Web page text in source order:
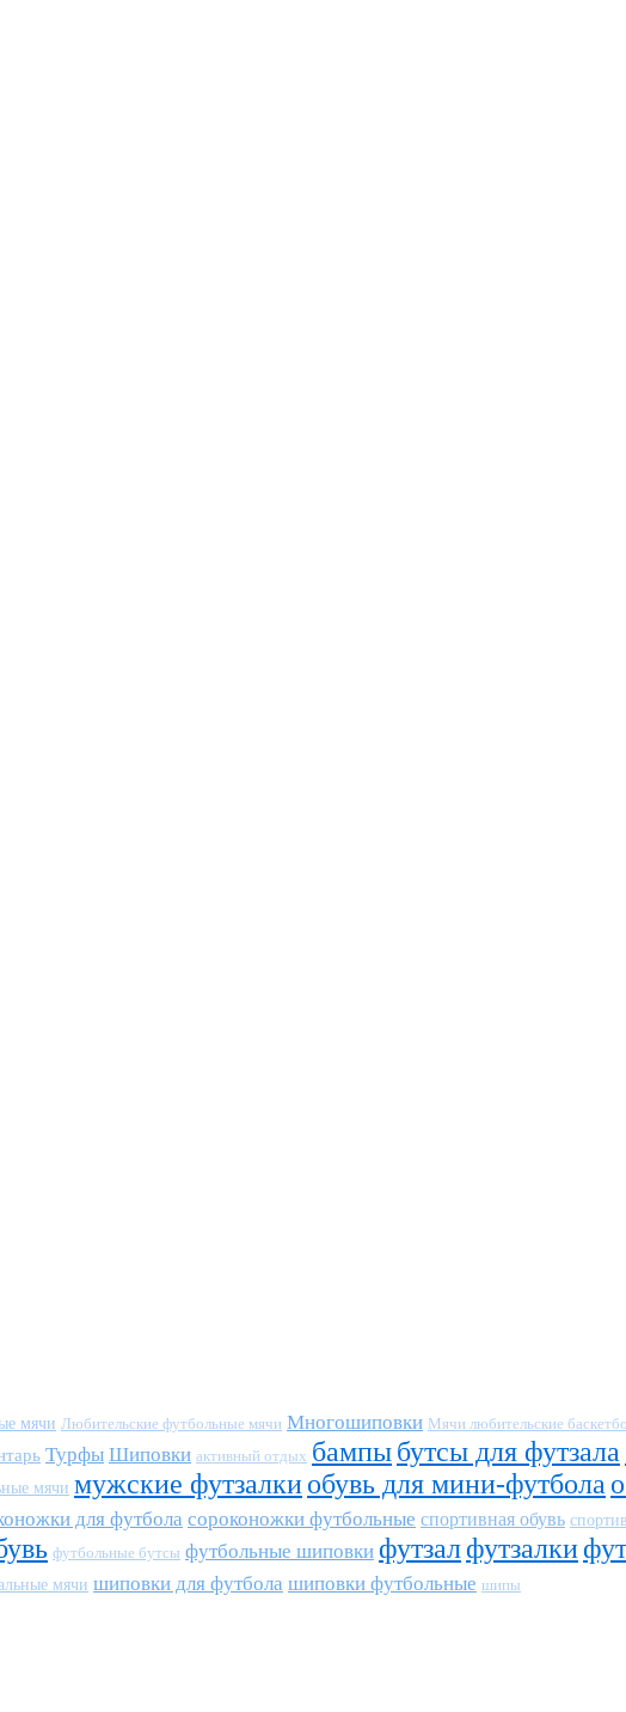
мячи Любительские футбольные мячи Многошиповки Мячи любительские
Турфы Шиповки активный отдых бампыбутсы для футзала
мячи мужские футзалкиобувь для мини-футбола
для футбола сороконожки футбольные спортивная обувь
футбольные бутсы футбольные шиповки футзалфутзалки
мячи шиповки для футбола шиповки футбольные шипы